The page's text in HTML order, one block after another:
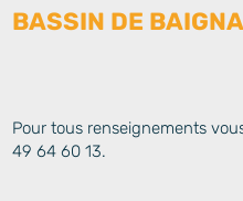
BASSIN DE
Pour tous renseignements
49 64 60 13.